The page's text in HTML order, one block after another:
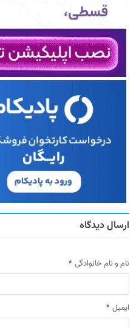
ارسال دیدگاه
نام و نام خانوادگی *
ایمیل *